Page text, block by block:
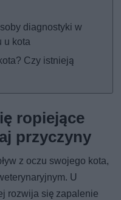
diagnostyki w
u kota
Czy istnieją
ropiejące
przyczyny
z oczu swojego kota,
U
rozwija się zapalenie